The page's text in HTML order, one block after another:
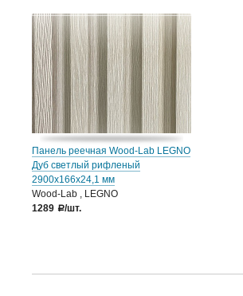
Панель реечная Wood-Lab LEGNO
Дуб светлый рифленый
2900х166х24,1 мм
Wood-Lab , LEGNO
1289
a/шт.